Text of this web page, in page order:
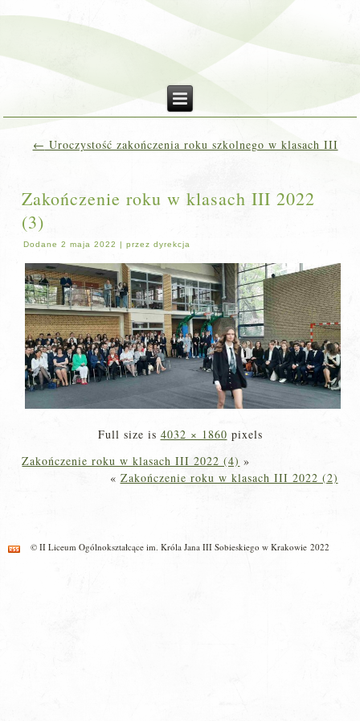
← Uroczystość zakończenia roku szkolnego w klasach III
Zakończenie roku w klasach III 2022
(3)
Dodane 2 maja 2022 |przez dyrekcja
Full size is 4032 × 1860 pixels
Zakończenie roku w klasach III 2022 (4) »
« Zakończenie roku w klasach III 2022 (2)
© II Liceum Ogólnokształcące im. Króla Jana III Sobieskiego w Krakowie 2022